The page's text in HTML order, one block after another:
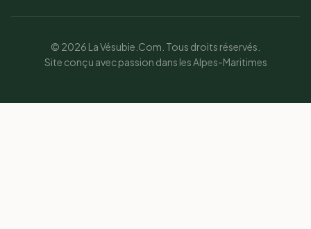
© 2026 La Vésubie.Com. Tous droits réservés.
Site conçu avec passion dans les Alpes-Maritimes